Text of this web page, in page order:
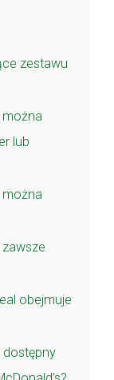
zestawu
można
lub
można
obejmuje
dostępny